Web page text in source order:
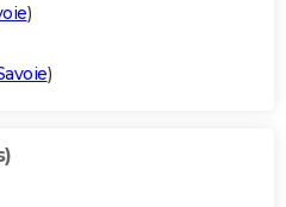
)
)